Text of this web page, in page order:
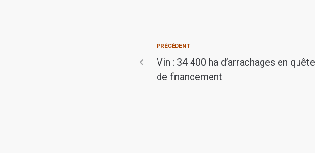
PRÉCÉDENT
Vin : 34 400 ha d’arrachages en quête
de financement